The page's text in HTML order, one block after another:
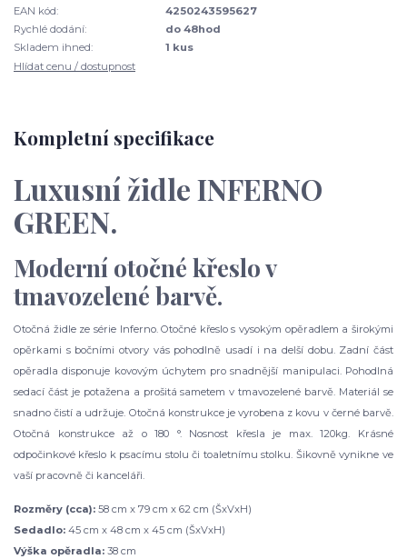
EAN kód:
4250243595627
Rychlé dodání:
do 48hod
Skladem ihned:
1 kus
Hlídat cenu / dostupnost
Kompletní specifikace
Luxusní židle INFERNO
GREEN.
Moderní otočné křeslo v
tmavozelené barvě.
Otočná židle ze série Inferno. Otočné křeslo s vysokým opěradlem a širokými
opěrkami s bočními otvory vás pohodlně usadí i na delší dobu. Zadní část
opěradla disponuje kovovým úchytem pro snadnější manipulaci. Pohodlná
sedací část je potažena a prošitá sametem v tmavozelené barvě. Materiál se
snadno čistí a udržuje. Otočná konstrukce je vyrobena z kovu v černé barvě.
Otočná konstrukce až o 180 °. Nosnost křesla je max. 120kg. Krásné
odpočinkové křeslo k psacímu stolu či toaletnímu stolku. Šikovně vynikne ve
vaší pracovně či kanceláři.
Rozměry (cca): 58 cm x 79 cm x 62 cm (ŠxVxH)
Sedadlo: 45 cm x 48 cm x 45 cm (ŠxVxH)
Výška opěradla: 38 cm